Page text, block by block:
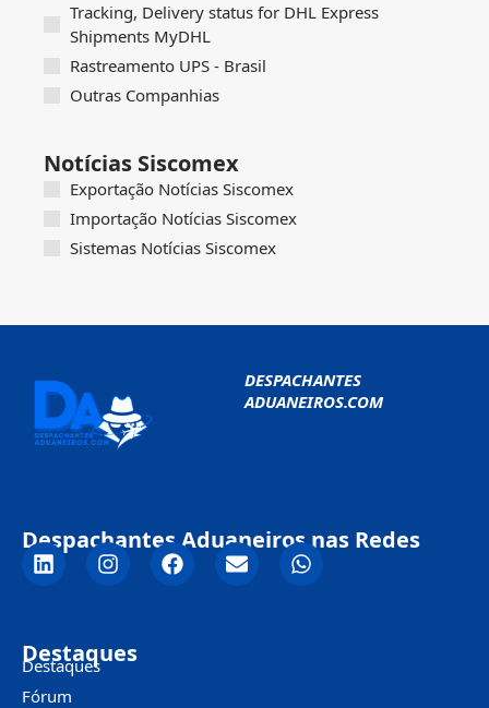
Tracking, Delivery status for DHL Express
Shipments MyDHL
Rastreamento UPS - Brasil
Outras Companhias
Notícias Siscomex
Exportação Notícias Siscomex
Importação Notícias Siscomex
Sistemas Notícias Siscomex
DESPACHANTES
ADUANEIROS.COM
Despachantes Aduaneiros nas Redes
Destaques
Destaques
Fórum